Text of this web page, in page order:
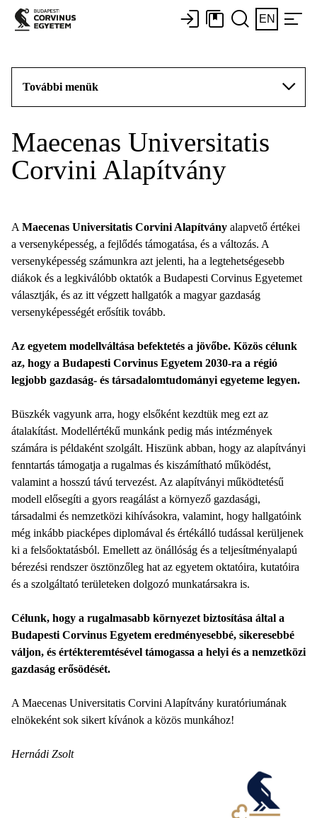
EN
További menük
Maecenas Universitatis
Corvini Alapítvány
A Maecenas Universitatis Corvini Alapítvány alapvető értékei
a versenyképesség, a fejlődés támogatása, és a változás. A
versenyképesség számunkra azt jelenti, ha a legtehetségesebb
diákok és a legkiválóbb oktatók a Budapesti Corvinus Egyetemet
választják, és az itt végzett hallgatók a magyar gazdaság
versenyképességét erősítik tovább.
Az egyetem modellváltása befektetés a jövőbe. Közös célunk
az, hogy a Budapesti Corvinus Egyetem 2030-ra a régió
legjobb gazdaság- és társadalomtudományi egyeteme legyen.
Büszkék vagyunk arra, hogy elsőként kezdtük meg ezt az
átalakítást. Modellértékű munkánk pedig más intézmények
számára is példaként szolgált. Hiszünk abban, hogy az alapítványi
fenntartás támogatja a rugalmas és kiszámítható működést,
valamint a hosszú távú tervezést. Az alapítványi működtetésű
modell elősegíti a gyors reagálást a környező gazdasági,
társadalmi és nemzetközi kihívásokra, valamint, hogy hallgatóink
még inkább piacképes diplomával és értékálló tudással kerüljenek
ki a felsőoktatásból. Emellett az önállóság és a teljesítményalapú
bérezési rendszer ösztönzőleg hat az egyetem oktatóira, kutatóira
és a szolgáltató területeken dolgozó munkatársakra is.
Célunk, hogy a rugalmasabb környezet biztosítása által a
Budapesti Corvinus Egyetem eredményesebbé, sikeresebbé
váljon, és értékteremtésével támogassa a helyi és a nemzetközi
gazdaság erősödését.
A Maecenas Universitatis Corvini Alapítvány kuratóriumának
elnökeként sok sikert kívánok a közös munkához!
Hernádi Zsolt